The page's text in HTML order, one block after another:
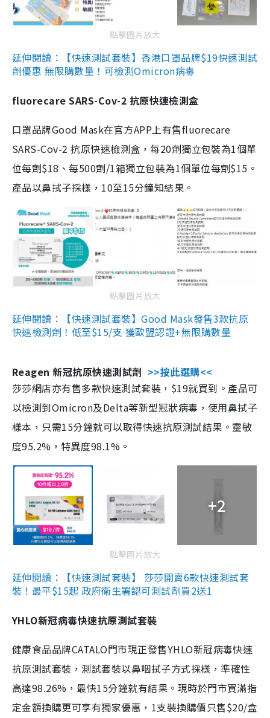
點擊圖片放大
延伸閱讀：【快速測試套裝】香港口罩品牌$19快速測試
劑優惠 無限購數量！可檢測Omicron病毒
fluorecare SARS-Cov-2 抗原快速檢測盒
口罩品牌Good Mask在官方APP上有售fluorecare
SARS-Cov-2 抗原快速檢測盒，每20劑獨立包裝為1個單
位每劑$18、每500劑/1箱獨立包裝為1個單位每劑$15。
產品以鼻拭子採樣，10至15分鐘知結果。
點擊圖片放大
延伸閱讀：【快速測試套裝】Good Mask發售3款抗原
快速檢測劑！低至$15/支 獲歐盟認證+無限購數量
Reagen 新冠抗原快速測試劑 >>按此選購<<
莎莎網店亦有售多款快速測試套裝，$19就買到。產品可
以檢測到Omicron及Delta等新型冠狀病毒，使用鼻拭子
樣本，只需15分鐘就可以取得快速抗原測試結果。靈敏
度95.2%，特異度98.1%。
+2
點擊圖片放大
延伸閱讀：【快速測試套裝】 莎莎開賣6款快速測試套
裝！最平$15起 政府衛生署認可測試劑買2送1
YHLO新冠病毒快速抗原測試套裝
健康食品品牌CATALO門市現正發售YHLO新冠病毒快速
抗原測試套裝，測試套裝以鼻咽拭子方式採樣，準確性
高達98.26%，最快15分鐘就有結果。現時於門市買滿指
定金額換購更可享有獨家優惠，1支裝換購價只售$20/盒